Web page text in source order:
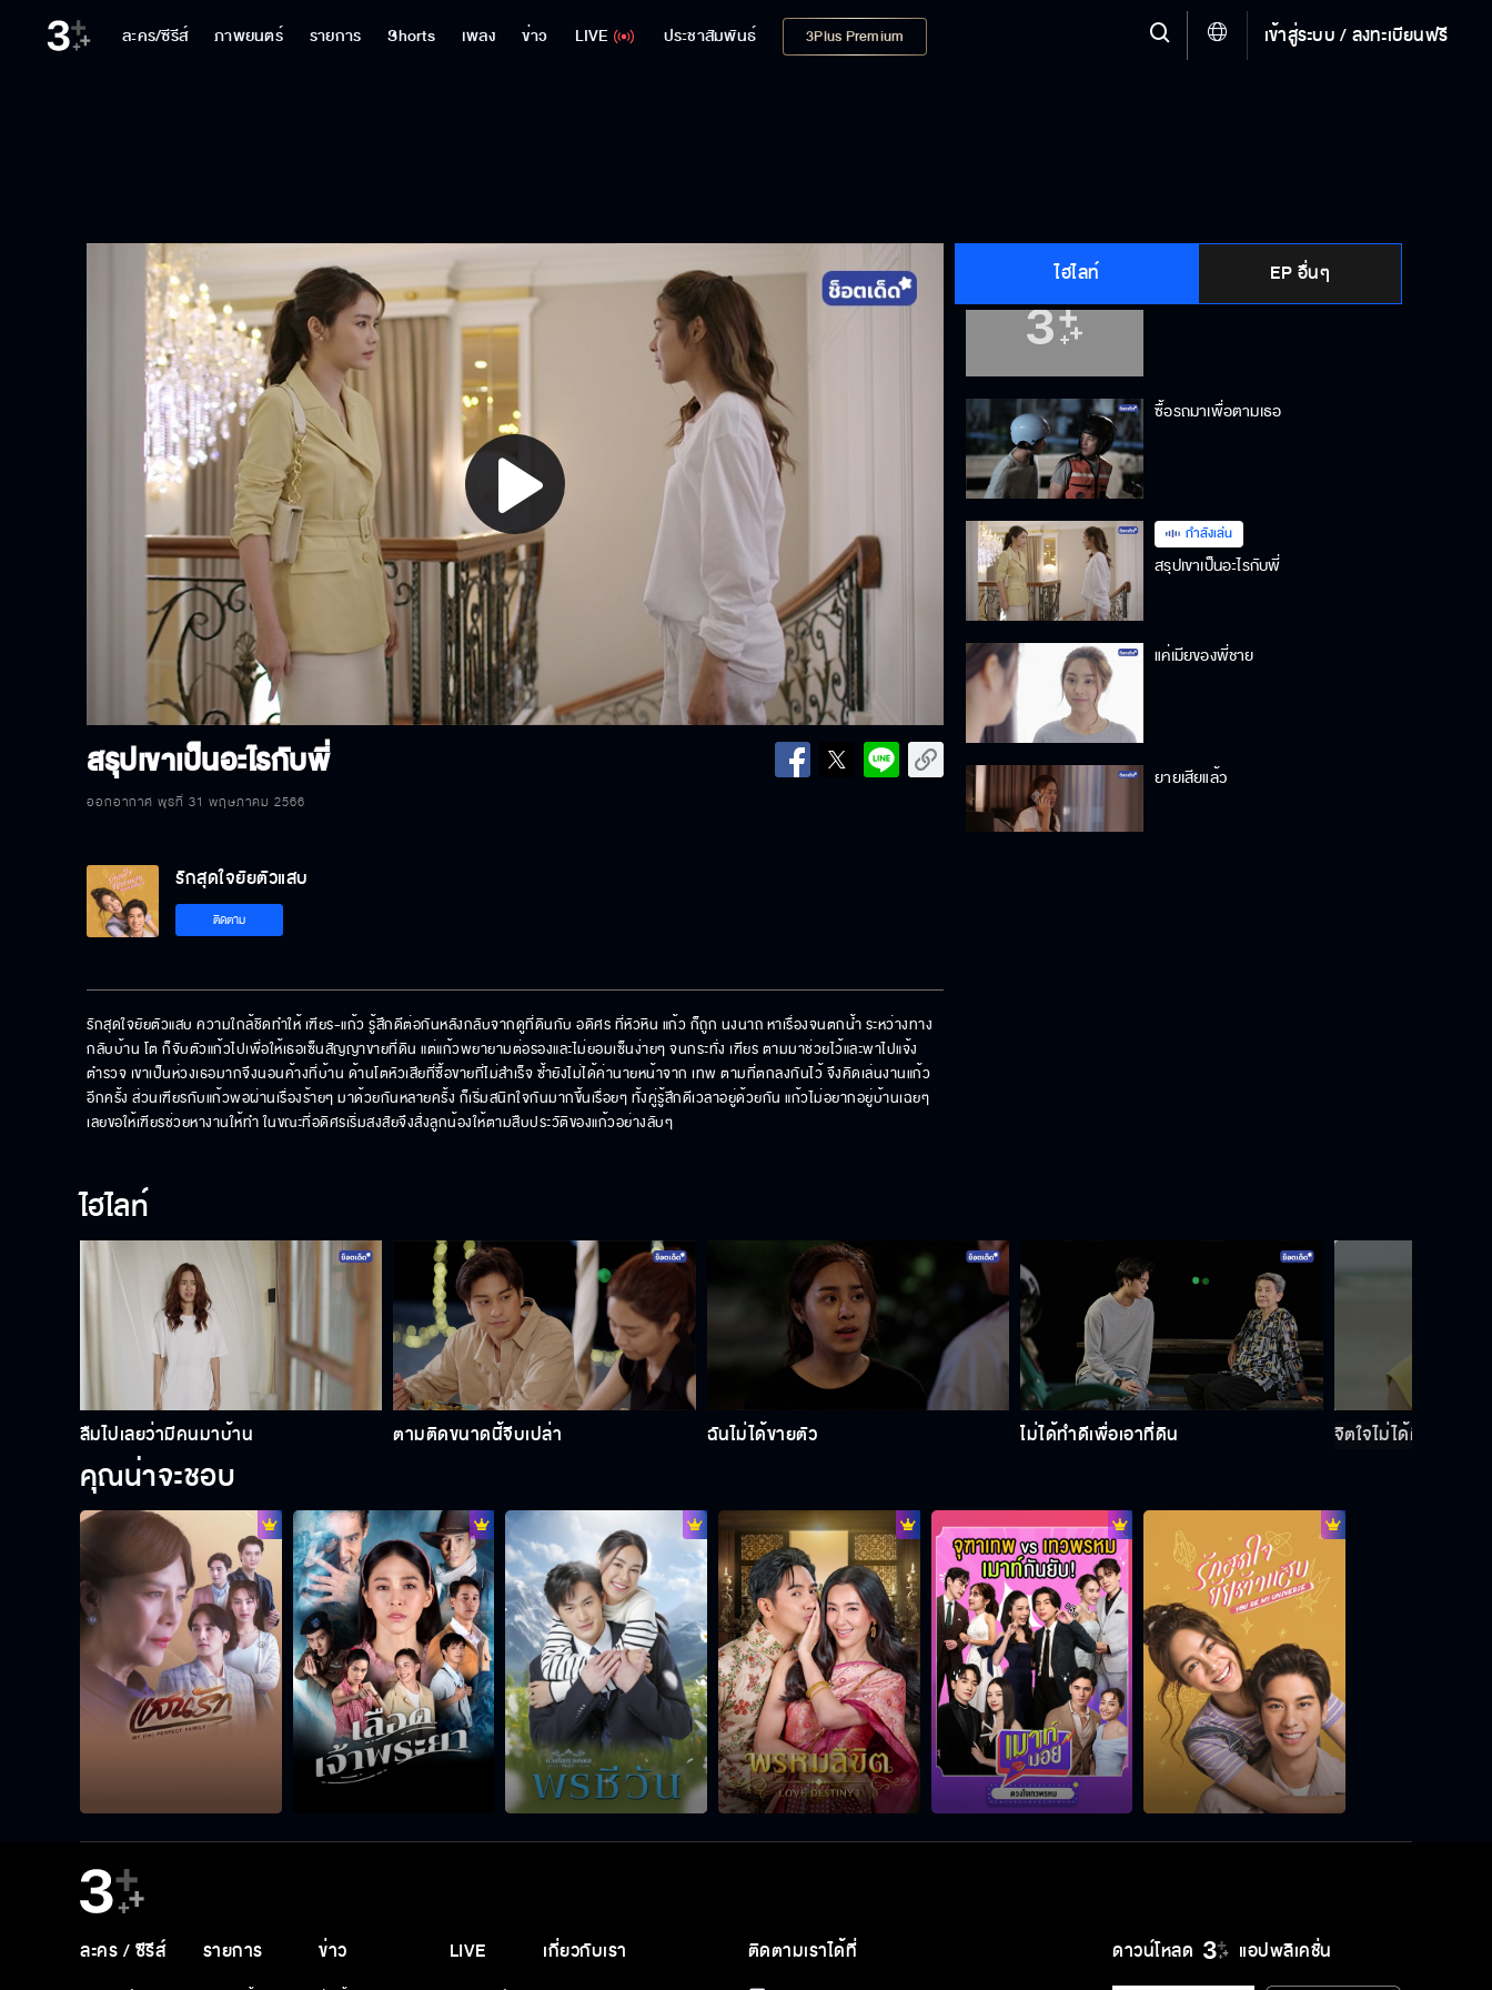
ละคร/ซีรีส์ ภาพยนตร์ รายการ Shorts เพลง ข่าว LIVE ประชาสัมพันธ์ 3Plus Premium เข้าสู่ระบบ / ลงทะเบียนฟรี
Play
Video
สรุปเขาเป็นอะไรกับพี่
ออกอากาศ พุธที่ 31 พฤษภาคม 2566
ไฮไลท์ EP อื่นๆ
รู้ได้ไงว่าพี่นอนตอนไหน
ซื้อรถมาเพื่อตามเธอ
กำลังเล่น
สรุปเขาเป็นอะไรกับพี่
แค่เมียของพี่ชาย
ยายเสียแล้ว
ว่าแต่ เราออกไปได้หรือยัง
ที่บอกว่าสวย คือที่ดินนะ
จิตใจไม่ได้ดีเหมือนหน้าตา
ไม่ได้ทำดีเพื่อเอาที่ดิน
ฉันไม่ได้ขายตัว
รักสุดใจยัยตัวแสบ
ติดตาม
รักสุดใจยัยตัวแสบ ความใกล้ชิดทำให้ เฑียร-แก้ว รู้สึกดีต่อกันหลังกลับจากดูที่ดินกับ อดิศร ที่หัวหิน แก้ว ก็ถูก นงนาถ หาเรื่องจนตกน้ำ ระหว่างทาง
กลับบ้าน โต ก็จับตัวแก้วไปเพื่อให้เธอเซ็นสัญญาขายที่ดิน แต่แก้วพยายามต่อรองและไม่ยอมเซ็นง่ายๆ จนกระทั่ง เฑียร ตามมาช่วยไว้และพาไปแจ้ง
ตำรวจ เขาเป็นห่วงเธอมากจึงนอนค้างที่บ้าน ด้านโตหัวเสียที่ซื้อขายที่ไม่สำเร็จ ซ้ำยังไม่ได้ค่านายหน้าจาก เทพ ตามที่ตกลงกันไว้ จึงคิดเล่นงานแก้ว
อีกครั้ง ส่วนเฑียรกับแก้วพอผ่านเรื่องร้ายๆ มาด้วยกันหลายครั้ง ก็เริ่มสนิทใจกันมากขึ้นเรื่อยๆ ทั้งคู่รู้สึกดีเวลาอยู่ด้วยกัน แก้วไม่อยากอยู่บ้านเฉยๆ
เลยขอให้เฑียรช่วยหางานให้ทำ ในขณะที่อดิศรเริ่มสงสัยจึงสั่งลูกน้องให้ตามสืบประวัติของแก้วอย่างลับๆ
ไฮไลท์
ลืมไปเลยว่ามีคนมาบ้าน ตามติดขนาดนี้จีบเปล่า ฉันไม่ได้ขายตัว ไม่ได้ทำดีเพื่อเอาที่ดิน จิตใจไม่ได้ดีเหมือนห
คุณน่าจะชอบ
ดาวน์โหลด แอปพลิเคชั่น
ละคร / ซีรีส์ รายการ ข่าว LIVE เกี่ยวกับเรา ติดตามเราได้ที่